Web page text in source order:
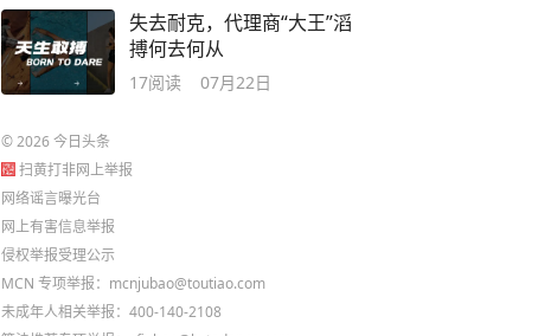
失去耐克，代理商“大王”滔
搏何去何从
17阅读 07月22日
©2026今日头条
扫黄打非网上举报
网络谣言曝光台
网上有害信息举报
侵权举报受理公示
MCN 专项举报：mcnjubao@toutiao.com
未成年人相关举报：400-140-2108